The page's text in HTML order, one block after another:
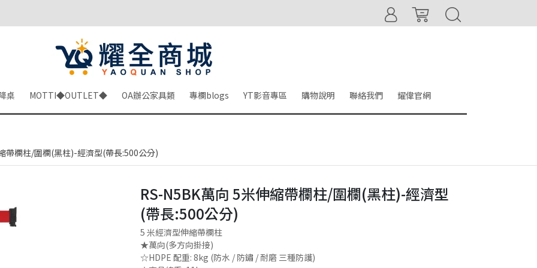
桌 MOTTI◆OUTLET◆ OA辦公家具類 專欄blogs YT影音專區 購物說明 聯絡我們 耀偉官網
帶欄柱/圍欄(黑柱)-經濟型(帶長:500公分)
RS-N5BK萬向 5米伸縮帶欄柱/圍欄(黑柱)-經濟型
(帶長:500公分)
5 米經濟型伸縮帶欄柱
★萬向(多方向掛接)
☆HDPE 配重: 8kg (防水 / 防鏽 / 耐磨 三種防護)